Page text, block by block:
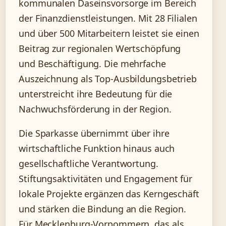
kommunalen Daseinsvorsorge im Bereich
der Finanzdienstleistungen. Mit 28 Filialen
und über 500 Mitarbeitern leistet sie einen
Beitrag zur regionalen Wertschöpfung
und Beschäftigung. Die mehrfache
Auszeichnung als Top-Ausbildungsbetrieb
unterstreicht ihre Bedeutung für die
Nachwuchsförderung in der Region.
Die Sparkasse übernimmt über ihre
wirtschaftliche Funktion hinaus auch
gesellschaftliche Verantwortung.
Stiftungsaktivitäten und Engagement für
lokale Projekte ergänzen das Kerngeschäft
und stärken die Bindung an die Region.